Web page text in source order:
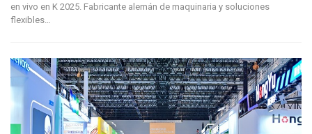
en vivo en K 2025. Fabricante alemán de maquinaria y soluciones
flexibles…